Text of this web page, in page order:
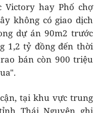
Victory hay Phố chợ
không có giao dịch
dự án 90m2 trước
1,2 tỷ đồng đến thời
bán còn 900 triệu
tại khu vực trung
Thái Nguyên ghi